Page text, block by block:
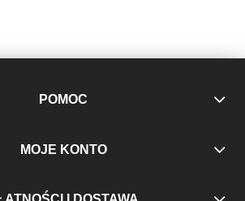
POMOC
MOJE KONTO